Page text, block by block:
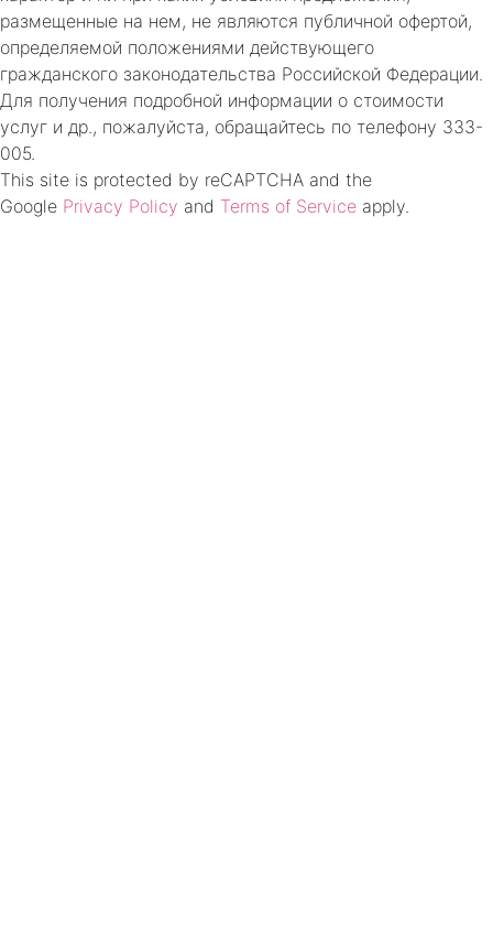
размещенные на нем, не являются публичной офертой,
определяемой положениями действующего
гражданского законодательства Российской Федерации.
Для получения подробной информации о стоимости
услуг и др., пожалуйста, обращайтесь по телефону 333-
005.
This site is protected by reCAPTCHA and the
Google Privacy Policy and Terms of Service apply.